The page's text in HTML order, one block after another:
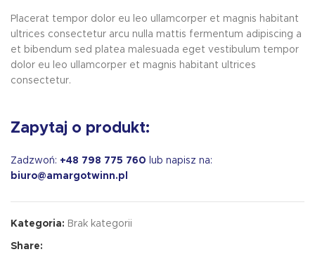
Placerat tempor dolor eu leo ullamcorper et magnis habitant
ultrices consectetur arcu nulla mattis fermentum adipiscing a
et bibendum sed platea malesuada eget vestibulum tempor
dolor eu leo ullamcorper et magnis habitant ultrices
consectetur.
Zapytaj o produkt:
Zadzwoń: +48 798 775 760 lub napisz na:
biuro@amargotwinn.pl
Kategoria: Brak kategorii
Share: